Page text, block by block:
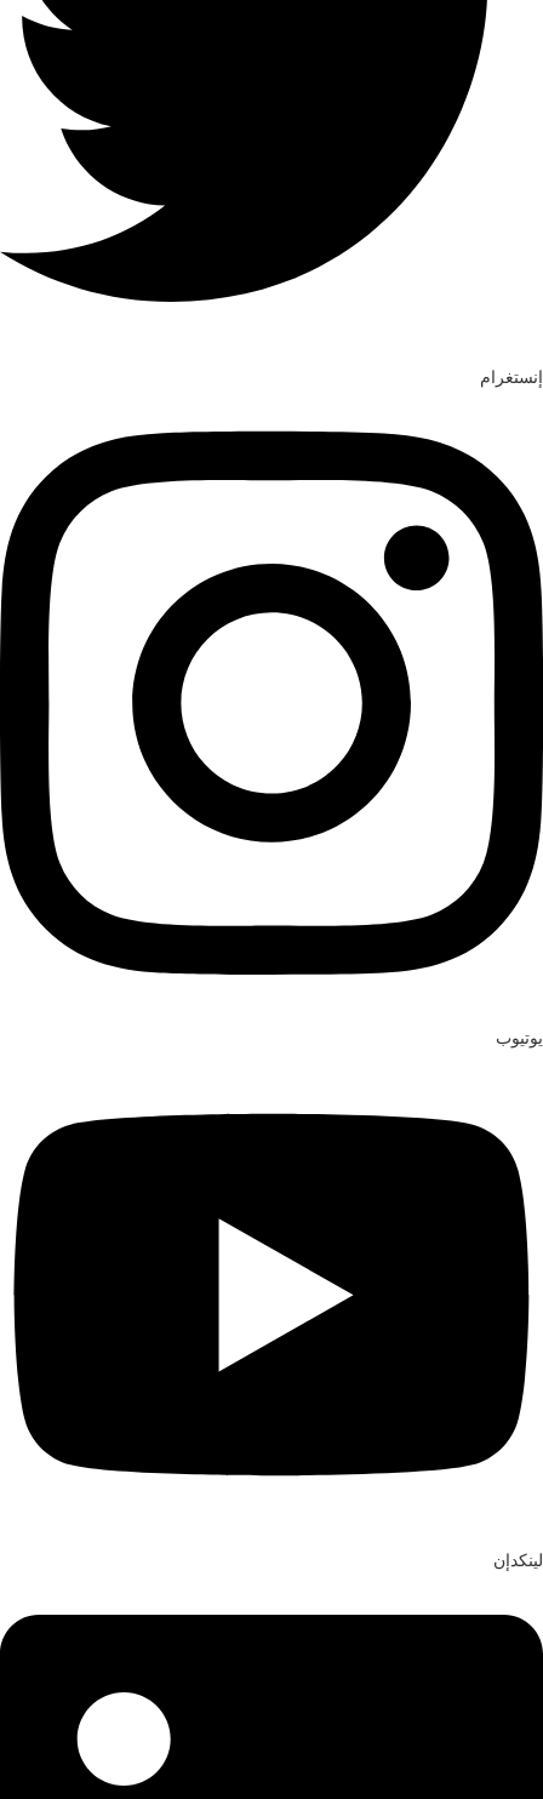
إنستغرام
يوتيوب
لينكدإن